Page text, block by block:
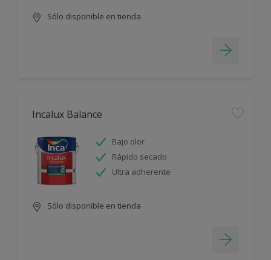
Sólo disponible en tienda
Incalux Balance
Bajo olor
Rápido secado
Ultra adherente
Sólo disponible en tienda